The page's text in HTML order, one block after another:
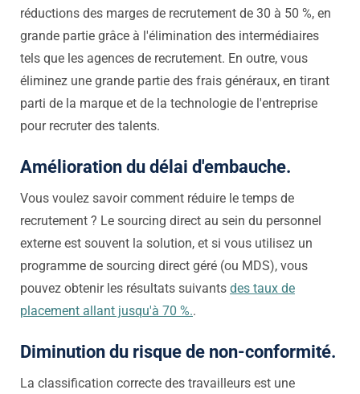
réductions des marges de recrutement de 30 à 50 %, en
grande partie grâce à l'élimination des intermédiaires
tels que les agences de recrutement. En outre, vous
éliminez une grande partie des frais généraux, en tirant
parti de la marque et de la technologie de l'entreprise
pour recruter des talents.
Amélioration du délai d'embauche.
Vous voulez savoir comment réduire le temps de
recrutement ? Le sourcing direct au sein du personnel
externe est souvent la solution, et si vous utilisez un
programme de sourcing direct géré (ou MDS), vous
pouvez obtenir les résultats suivants des taux de
placement allant jusqu'à 70 %..
Diminution du risque de non-conformité.
La classification correcte des travailleurs est une